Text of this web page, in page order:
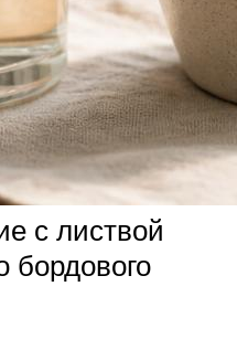
с листвой
бордового